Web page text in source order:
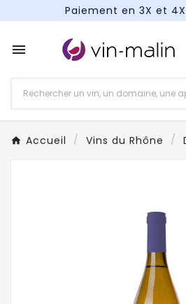
Paiement en 3X et
Paiement en 3X et

Accueil Vins du Rhône